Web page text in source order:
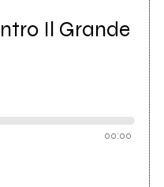
Il Grande
00:00